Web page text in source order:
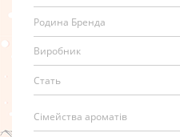
Родина Бренда
Виробник
Стать
Сімейства ароматів